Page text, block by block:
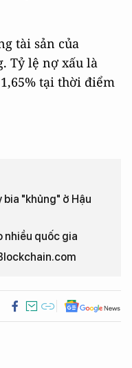
tài sản của
Tỷ lệ nợ xấu là
tại thời điểm
bia "khủng" ở Hậu
nhiều quốc gia